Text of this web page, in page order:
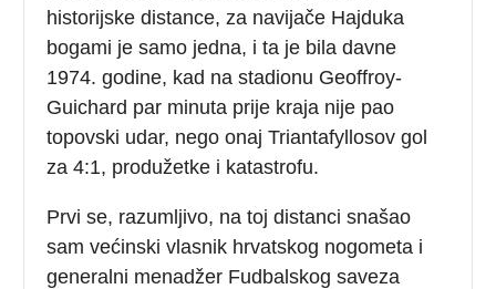
historijske distance, za navijače Hajduka
bogami je samo jedna, i ta je bila davne
1974. godine, kad na stadionu Geoffroy-
Guichard par minuta prije kraja nije pao
topovski udar, nego onaj Triantafyllosov gol
za 4:1, produžetke i katastrofu.
Prvi se, razumljivo, na toj distanci snašao
sam većinski vlasnik hrvatskog nogometa i
generalni menadžer Fudbalskog saveza